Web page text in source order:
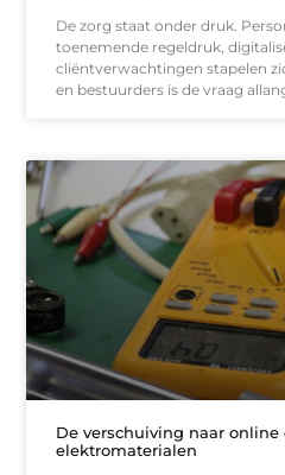
De zorg staat onder druk.
toenemende regeldruk,
cliëntverwachtingen stapelen
en bestuurders is de vraag
De verschuiving naar online
elektromaterialen